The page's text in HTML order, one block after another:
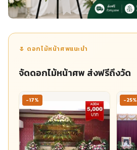
🌷 ดอกไม้หน้าศพแนะนำ
จัดดอกไม้หน้าศพ ส่งฟรีถึงวัด
-17% -25%